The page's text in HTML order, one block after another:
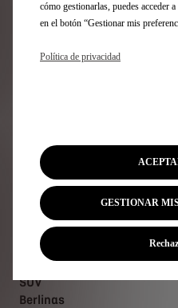
Gama DS
Vehículos 100% eléctricos
Vehículos híbridos
Vehículos híbridos
SUV
Berlinas
cómo gestionarlas, puedes acceder a
en el botón “Gestionar mis
Política de privacidad
GESTIONAR